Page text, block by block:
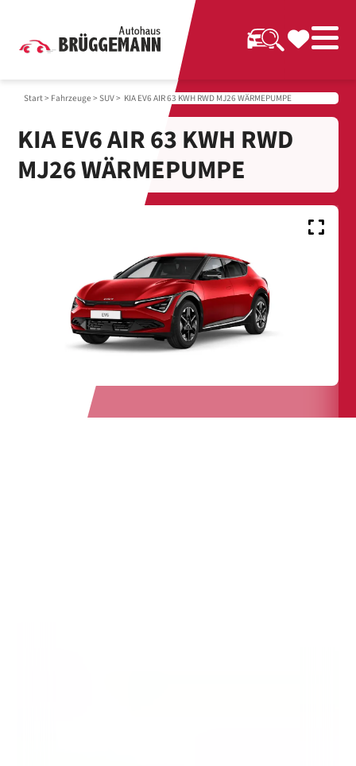
Start> Fahrzeuge > SUV> KIA EV6 AIR 63 KWH RWD MJ26 WÄRMEPUMPE
KIA EV6 AIR 63 KWH RWD
MJ26 WÄRMEPUMPE